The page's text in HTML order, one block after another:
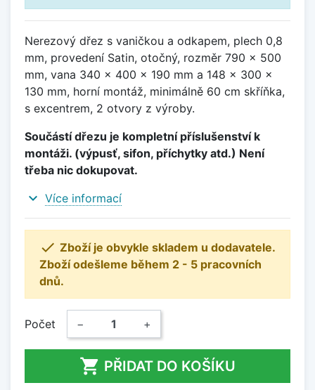
Nerezový dřez s vaničkou a odkapem, plech 0,8
mm, provedení Satin, otočný, rozměr 790 x 500
mm, vana 340 x 400 x 190 mm a 148 x 300 x
130 mm, horní montáž, minimálně 60 cm skříňka,
s excentrem, 2 otvory z výroby.
Součástí dřezu je kompletní příslušenství k
montáži. (výpusť, sifon, příchytky atd.) Není
třeba nic dokupovat.
expand_more Více informací
 Zboží je obvykle skladem u dodavatele.
Zboží odešleme během 2 - 5 pracovních
dnů.
Počet − +
 PŘIDAT DO KOŠÍKU